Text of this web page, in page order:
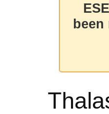
been